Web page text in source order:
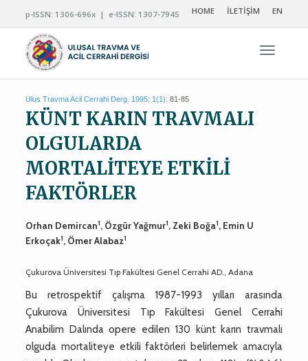
p-ISSN: 1306-696x | e-ISSN: 1307-7945 HOME İLETİŞİM EN
Ulus Travma Acil Cerrahi Derg. 1995; 1(1): 81-85
KÜNT KARIN TRAVMALI
OLGULARDA
MORTALİTEYE ETKİLİ
FAKTÖRLER
Orhan Demircan1, Özgür Yağmur1, Zeki Boğa1, Emin U
Erkoçak1, Ömer Alabaz1
Çukurova Üniversitesi Tıp Fakültesi Genel Cerrahi AD., Adana
Bu retrospektif çalışma 1987-1993 yılları arasında
Çukurova Üniversitesi Tıp Fakültesi Genel Cerrahi
Anabilim Dalında opere edilen 130 künt karın travmalı
olguda mortaliteye etkili faktörleri belirlemek amacıyla